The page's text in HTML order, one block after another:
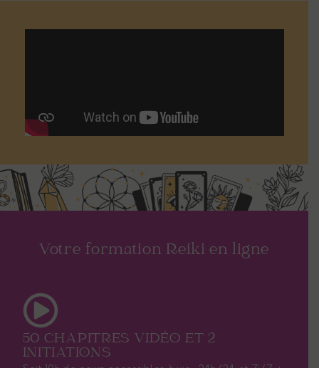
Votre formation Reiki en ligne
50 CHAPITRES VIDÉO ET 2
INITIATIONS